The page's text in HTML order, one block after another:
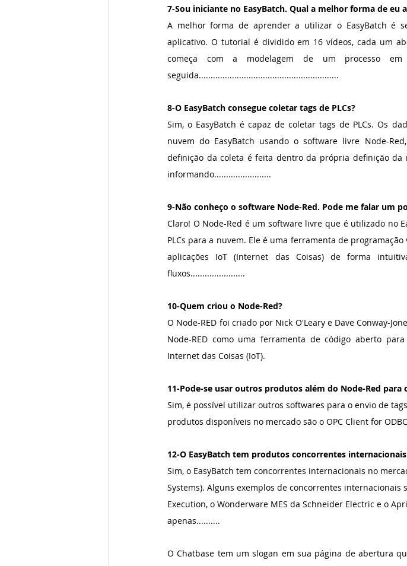
7-Sou iniciante no EasyBatch. Qual a melhor forma de eu
A melhor forma de aprender a utilizar o EasyBatch é
aplicativo. O tutorial é dividido em 16 vídeos, cada um
começa com a modelagem de um processo
seguida...........................................................
8-O EasyBatch consegue coletar tags de PLCs?
Sim, o EasyBatch é capaz de coletar tags de PLCs. Os
nuvem do EasyBatch usando o software livre Node-
definição da coleta é feita dentro da própria definição da
informando........................
9-Não conheço o software Node-Red. Pode me falar um
Claro! O Node-Red é um software livre que é utilizado no
PLCs para a nuvem. Ele é uma ferramenta de
aplicações IoT (Internet das Coisas) de forma
fluxos.......................
10-Quem criou o Node-Red?
O Node-RED foi criado por Nick O'Leary e Dave Conway-
Node-RED como uma ferramenta de código aberto
Internet das Coisas (IoT).
11-Pode-se usar outros produtos além do Node-Red para
Sim, é possível utilizar outros softwares para o envio de
produtos disponíveis no mercado são o OPC Client for
12-O EasyBatch tem produtos concorrentes
Sim, o EasyBatch tem concorrentes internacionais no
Systems). Alguns exemplos de concorrentes internacionais
Execution, o Wonderware MES da Schneider Electric e o
apenas..........
O Chatbase tem um slogan em sua página de abertura